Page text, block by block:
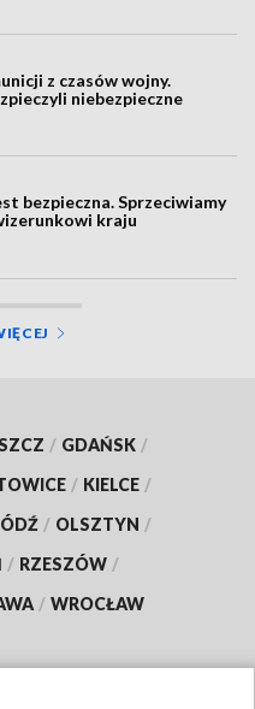
z czasów wojny.
niebezpieczne
bezpieczna. Sprzeciwiamy
kraju
/ GDAŃSK /
/ KIELCE /
/ OLSZTYN /
/ RZESZÓW /
/ WROCŁAW